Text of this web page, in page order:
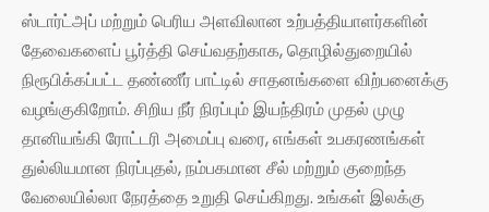
ஸ்டார்ட்அப் மற்றும் பெரிய அளவிலான உற்பத்தியாளர்களின்
தேவைகளைப் பூர்த்தி செய்வதற்காக, தொழில்துறையில்
நிரூபிக்கப்பட்ட தண்ணீர் பாட்டில் சாதனங்களை விற்பனைக்கு
வழங்குகிறோம். சிறிய நீர் நிரப்பும் இயந்திரம் முதல் முழு
தானியங்கி ரோட்டரி அமைப்பு வரை, எங்கள் உபகரணங்கள்
துல்லியமான நிரப்புதல், நம்பகமான சீல் மற்றும் குறைந்த
வேலையில்லா நேரத்தை உறுதி செய்கிறது. உங்கள் இலக்கு